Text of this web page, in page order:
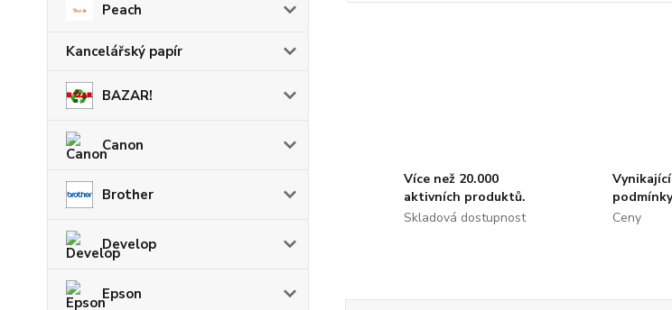
Peach
Kancelářský papír
BAZAR!
Canon
Brother
Develop
Epson
Více než 20.000
aktivních produktů.
Skladová dostupnost
podmínky
Ceny